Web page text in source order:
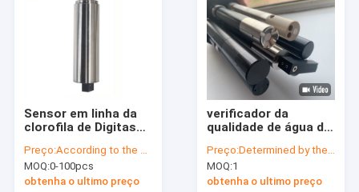
Sensor em linha da
clorofila de Digitas
para monitorar o
lago de água doce
Preço:According to the specific quantity
MOQ:0-100pcs
obtenha o ultimo preço
verificador da
qualidade de água da
qualidade de água do
multiparâmetro
7in1/3in1
Preço:Determined by the number of specific orders
MOQ:1
obtenha o ultimo preço